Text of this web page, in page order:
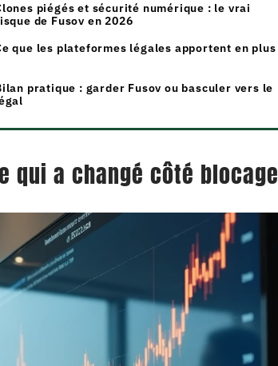
piégés et sécurité numérique : le vrai
de Fusov en 2026
que les plateformes légales apportent en plus
pratique : garder Fusov ou basculer vers le
qui a changé côté blocage